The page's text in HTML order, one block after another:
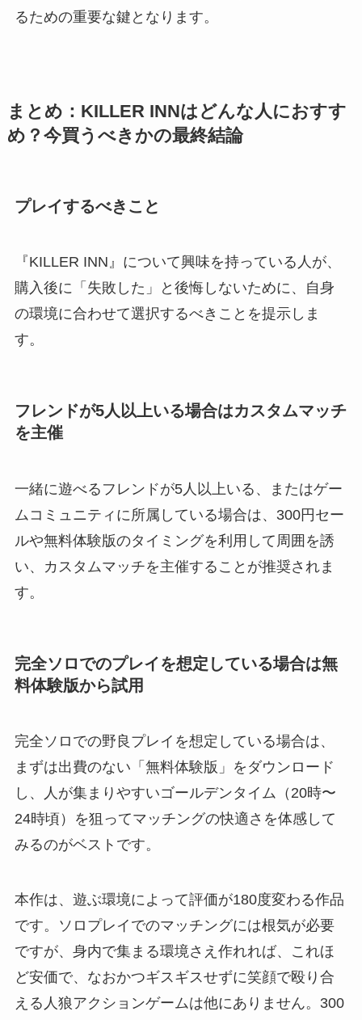
るための重要な鍵となります。
まとめ：KILLER INNはどんな人におすす
め？今買うべきかの最終結論
プレイするべきこと
『KILLER INN』について興味を持っている人が、
購入後に「失敗した」と後悔しないために、自身
の環境に合わせて選択するべきことを提示しま
す。
フレンドが5人以上いる場合はカスタムマッチ
を主催
一緒に遊べるフレンドが5人以上いる、またはゲー
ムコミュニティに所属している場合は、300円セー
ルや無料体験版のタイミングを利用して周囲を誘
い、カスタムマッチを主催することが推奨されま
す。
完全ソロでのプレイを想定している場合は無
料体験版から試用
完全ソロでの野良プレイを想定している場合は、
まずは出費のない「無料体験版」をダウンロード
し、人が集まりやすいゴールデンタイム（20時〜
24時頃）を狙ってマッチングの快適さを体感して
みるのがベストです。
本作は、遊ぶ環境によって評価が180度変わる作品
です。ソロプレイでのマッチングには根気が必要
ですが、身内で集まる環境さえ作れれば、これほ
ど安価で、なおかつギスギスせずに笑顔で殴り合
える人狼アクションゲームは他にありません。300